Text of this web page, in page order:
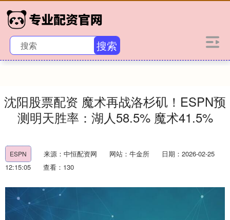
搜索
沈阳股票配资 魔术再战洛杉矶！ESPN预
测明天胜率：湖人58.5% 魔术41.5%
ESPN 来源：中恒配资网 网站：牛金所
日期：2026-02-25
12:15:05
查看：130